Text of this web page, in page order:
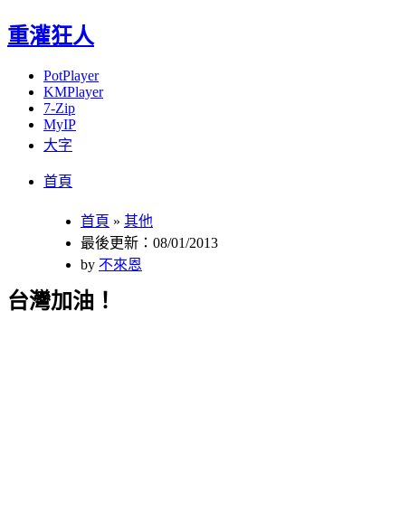
重灌狂人
PotPlayer
KMPlayer
7-Zip
MyIP
大字
首頁
首頁 » 其他
最後更新：08/01/2013
by 不來恩
台灣加油！